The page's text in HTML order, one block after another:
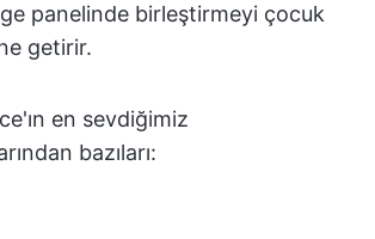
panelinde birleştirmeyi çocuk
getirir.
en sevdiğimiz
bazıları: